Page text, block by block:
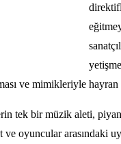
ve mimikleriyle hayran
tek bir müzik aleti,
ve oyuncular arasındaki